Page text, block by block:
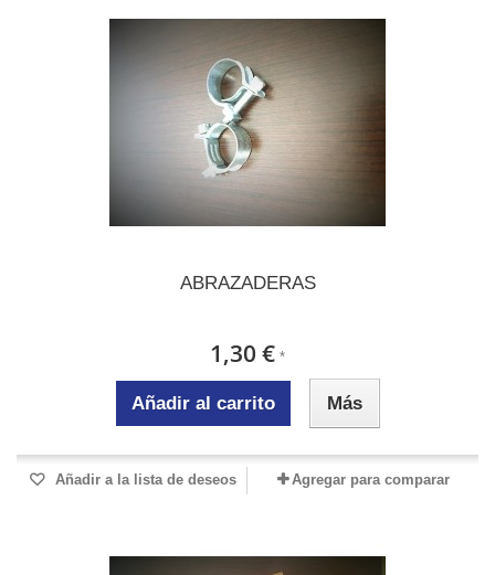
ABRAZADERAS
1,30 € *
Añadir al carrito Más
Añadir a la lista de deseos Agregar para comparar